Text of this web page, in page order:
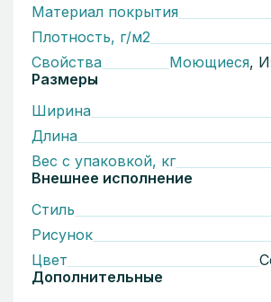
Материал покрытия
Плотность, г/м2
Свойства
Моющиеся,
Размеры
Ширина
Длина
Вес с упаковкой, кг
Внешнее исполнение
Стиль
Рисунок
Цвет
Дополнительные